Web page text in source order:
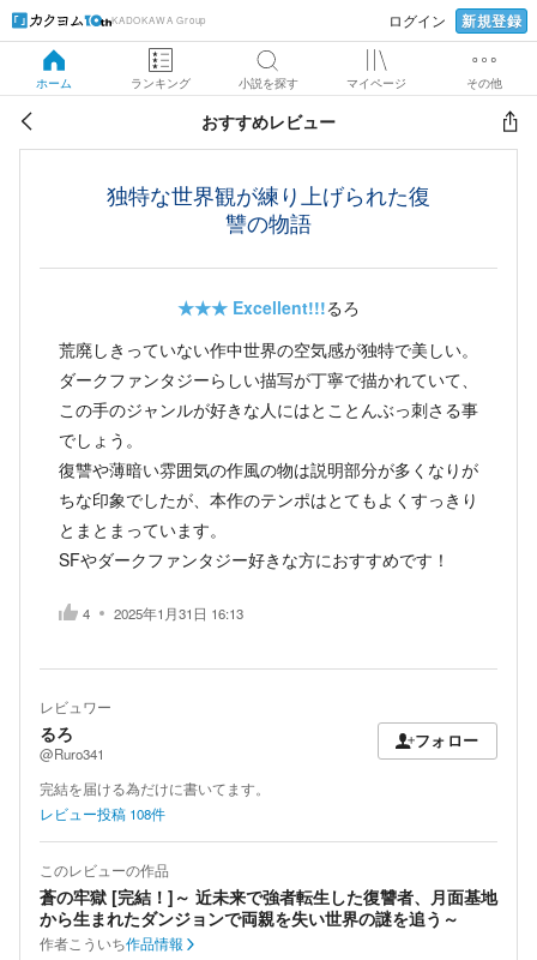
KADOKAWA Group ログイン 新規登録
ホーム ランキング 小説を探す マイページ その他
おすすめレビュー
独特な世界観が練り上げられた復
讐の物語
★★★ Excellent!!!るろ
荒廃しきっていない作中世界の空気感が独特で美しい。
ダークファンタジーらしい描写が丁寧で描かれていて、
この手のジャンルが好きな人にはとことんぶっ刺さる事
でしょう。
復讐や薄暗い雰囲気の作風の物は説明部分が多くなりが
ちな印象でしたが、本作のテンポはとてもよくすっきり
とまとまっています。
SFやダークファンタジー好きな方におすすめです！
4 2025年1月31日 16:13
レビュワー
るろ
@Ruro341
フォロー
完結を届ける為だけに書いてます。
レビュー投稿 108件
このレビューの作品
蒼の牢獄 [完結！]～ 近未来で強者転生した復讐者、月面基地
から生まれたダンジョンで両親を失い世界の謎を追う～
作者こういち作品情報